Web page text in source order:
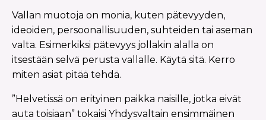
Vallan muotoja on monia, kuten pätevyyden,
ideoiden, persoonallisuuden, suhteiden tai aseman
valta. Esimerkiksi pätevyys jollakin alalla on
itsestään selvä perusta vallalle. Käytä sitä. Kerro
miten asiat pitää tehdä.
”Helvetissä on erityinen paikka naisille, jotka eivät
auta toisiaan” tokaisi Yhdysvaltain ensimmäinen